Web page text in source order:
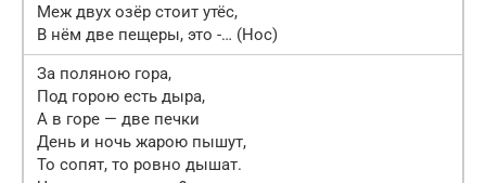
Меж двух озёр стоит утёс,
В нём две пещеры, это -… (Нос)
За поляною гора,
Под горою есть дыра,
А в горе — две печки
День и ночь жарою пышут,
То сопят, то ровно дышат.